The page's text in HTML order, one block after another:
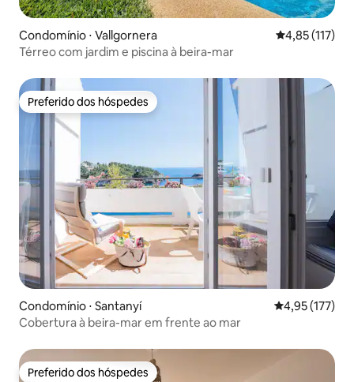
Condomínio ⋅ Vallgornera 4,85 de uma
4,85 (117)
Térreo com jardim e piscina à beira-mar
Preferido dos hóspedes
Preferido dos hóspedes
Condomínio ⋅ Santanyí 4,95 de uma
4,95 (177)
Cobertura à beira-mar em frente ao mar
Preferido dos hóspedes